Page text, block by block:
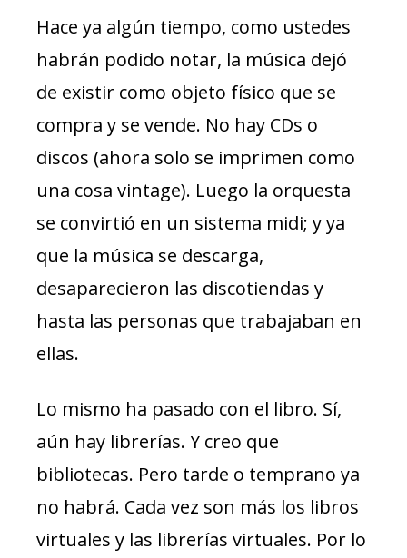
Hace ya algún tiempo, como ustedes
habrán podido notar, la música dejó
de existir como objeto físico que se
compra y se vende. No hay CDs o
discos (ahora solo se imprimen como
una cosa vintage). Luego la orquesta
se convirtió en un sistema midi; y ya
que la música se descarga,
desaparecieron las discotiendas y
hasta las personas que trabajaban en
ellas.
Lo mismo ha pasado con el libro. Sí,
aún hay librerías. Y creo que
bibliotecas. Pero tarde o temprano ya
no habrá. Cada vez son más los libros
virtuales y las librerías virtuales. Por lo